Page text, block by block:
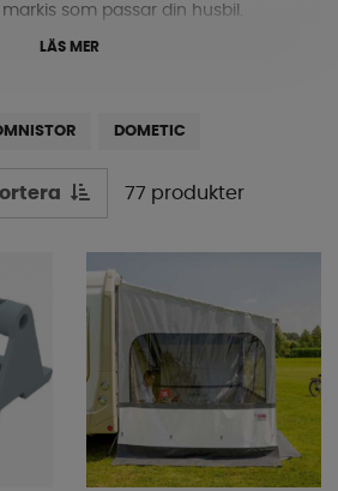
som passar din husbil.
LÄS MER
DOMETIC
77 produkter